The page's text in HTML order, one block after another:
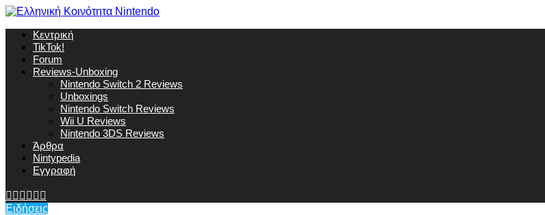
Κεντρική
TikTok!
Forum
Reviews-Unboxing
Nintendo Switch 2 Reviews
Unboxings
Nintendo Switch Reviews
Wii U Reviews
Nintendo 3DS Reviews
Άρθρα
Nintypedia
Εγγραφή
Ειδήσεις